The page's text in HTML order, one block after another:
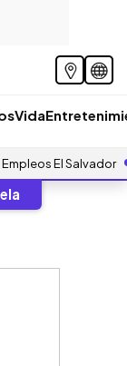
Vida
Empleos El Salvador